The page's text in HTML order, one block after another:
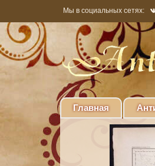
Мы в социальных сетях:
Главная